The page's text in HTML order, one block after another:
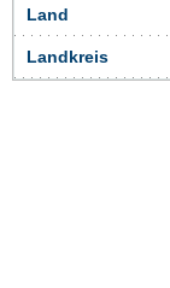
Land
Landkreis